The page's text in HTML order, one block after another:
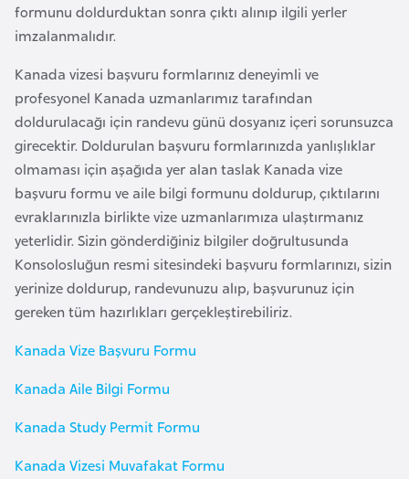
formunu doldurduktan sonra çıktı alınıp ilgili yerler
imzalanmalıdır.
Kanada vizesi başvuru formlarınız deneyimli ve
profesyonel Kanada uzmanlarımız tarafından
doldurulacağı için randevu günü dosyanız içeri sorunsuzca
girecektir. Doldurulan başvuru formlarınızda yanlışlıklar
olmaması için aşağıda yer alan taslak Kanada vize
başvuru formu ve aile bilgi formunu doldurup, çıktılarını
evraklarınızla birlikte vize uzmanlarımıza ulaştırmanız
yeterlidir. Sizin gönderdiğiniz bilgiler doğrultusunda
Konsolosluğun resmi sitesindeki başvuru formlarınızı, sizin
yerinize doldurup, randevunuzu alıp, başvurunuz için
gereken tüm hazırlıkları gerçekleştirebiliriz.
Kanada Vize Başvuru Formu
Kanada Aile Bilgi Formu
Kanada Study Permit Formu
Kanada Vizesi Muvafakat Formu
B
e
l
a
r
u
s
B
e
l
ç
i
a
e
n